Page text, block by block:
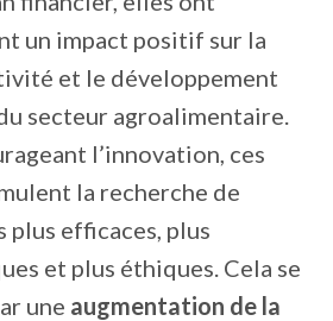
un impact positif sur la
et le développement
secteur agroalimentaire.
l’innovation, ces
la recherche de
plus efficaces, plus
et plus éthiques. Cela se
une augmentation de la